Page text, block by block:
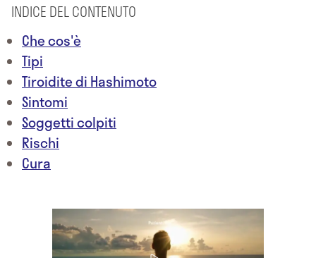
INDICE DEL CONTENUTO
Che cos'è
Tipi
Tiroidite di Hashimoto
Sintomi
Soggetti colpiti
Rischi
Cura